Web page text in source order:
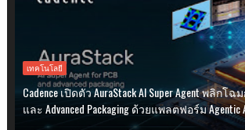
เทคโนโลยี
Cadence เปิดตัว AuraStack AI Super Agent พลิกโ
และ Advanced Packaging ด้วยแพลตฟอร์ม